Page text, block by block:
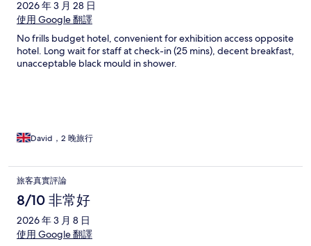
2026 年 3 月 28 日
使用 Google 翻譯
No frills budget hotel, convenient for exhibition access opposite
hotel. Long wait for staff at check-in (25 mins), decent breakfast,
unacceptable black mould in shower.
David，2 晚旅行
旅客真實評論
8/10 非常好
2026 年 3 月 8 日
使用 Google 翻譯